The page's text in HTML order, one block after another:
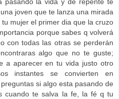
joven que te lanza una mirada
mujer el primer dia que la cruzo
porque sabes q volverá
con todas las otras se perderán
algo que no te guste;
a aparecer en tu vida justo otro
instantes se convierten en
si algo esta pasando de
cuando te salva la fe, la fé q tu